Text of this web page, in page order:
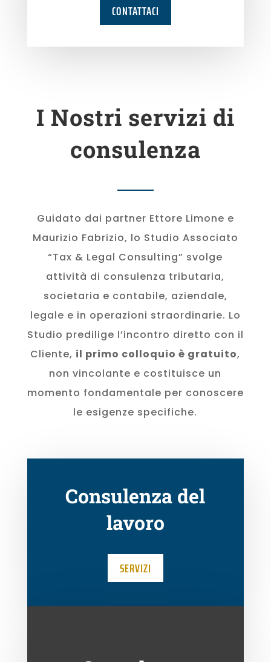
CONTATTACI
I Nostri servizi di
consulenza
Guidato dai partner Ettore Limone e
Maurizio Fabrizio, lo Studio Associato
“Tax & Legal Consulting” svolge
attività di consulenza tributaria,
societaria e contabile, aziendale,
legale e in operazioni straordinarie. Lo
Studio predilige l’incontro diretto con il
Cliente, il primo colloquio è gratuito,
non vincolante e costituisce un
momento fondamentale per conoscere
le esigenze specifiche.
Consulenza del
lavoro
SERVIZI